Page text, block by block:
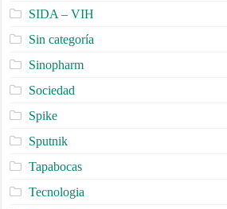
SIDA – VIH
Sin categoría
Sinopharm
Sociedad
Spike
Sputnik
Tapabocas
Tecnologia